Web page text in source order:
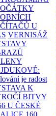
U
VERNISÁŽ
je radost
K
BITVY
U ČESKÉ